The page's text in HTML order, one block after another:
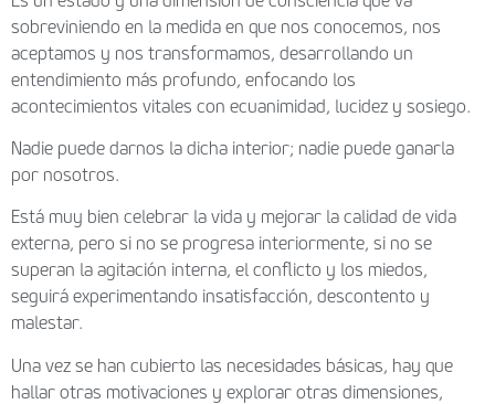
sobreviniendo en la medida en que nos conocemos, nos
aceptamos y nos transformamos, desarrollando un
entendimiento más profundo, enfocando los
acontecimientos vitales con ecuanimidad, lucidez y sosiego.
Nadie puede darnos la dicha interior; nadie puede ganarla
por nosotros.
Está muy bien celebrar la vida y mejorar la calidad de vida
externa, pero si no se progresa interiormente, si no se
superan la agitación interna, el conflicto y los miedos,
seguirá experimentando insatisfacción, descontento y
malestar.
Una vez se han cubierto las necesidades básicas, hay que
hallar otras motivaciones y explorar otras dimensiones,